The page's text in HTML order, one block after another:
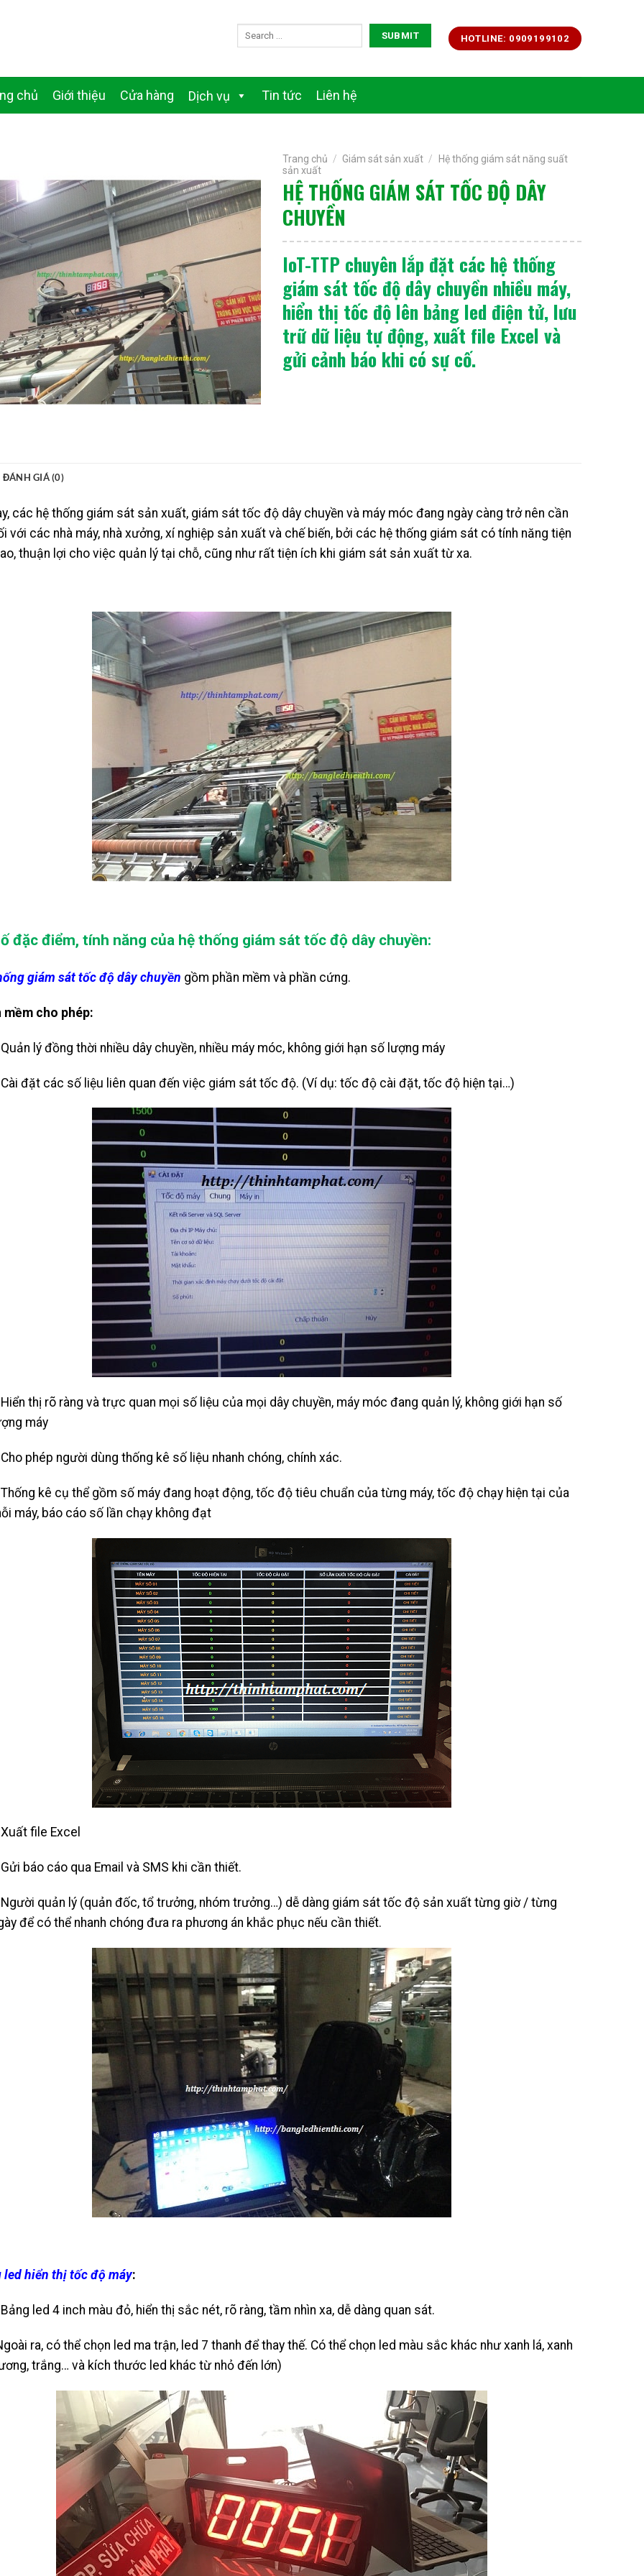
HOTLINE: 0909199102
chủ Giới thiệu Cửa hàng Dịch vụ Tin tức Liên hệ
Trang chủ / Giám sát sản xuất /
Hệ thống giám sát năng suất
sản xuất
HỆ THỐNG GIÁM SÁT TỐC ĐỘ DÂY
CHUYỀN
IoT-TTP chuyên lắp đặt các hệ thống
giám sát tốc độ dây chuyền nhiều máy,
hiển thị tốc độ lên bảng led điện tử, lưu
trữ dữ liệu tự động, xuất file Excel và
gửi cảnh báo khi có sự cố.
ĐÁNH GIÁ (0)
các hệ thống giám sát sản xuất, giám sát tốc độ dây chuyền và máy móc đang ngày càng trở nên cần
với các nhà máy, nhà xưởng, xí nghiệp sản xuất và chế biến, bởi các hệ thống giám sát có tính năng tiện
thuận lợi cho việc quản lý tại chỗ, cũng như rất tiện ích khi giám sát sản xuất từ xa.
đặc điểm, tính năng của hệ thống giám sát tốc độ dây chuyền:
giám sát tốc độ dây chuyền gồm phần mềm và phần cứng.
mềm cho phép:
lý đồng thời nhiều dây chuyền, nhiều máy móc, không giới hạn số lượng máy
đặt các số liệu liên quan đến việc giám sát tốc độ. (Ví dụ: tốc độ cài đặt, tốc độ hiện tại…)
thị rõ ràng và trực quan mọi số liệu của mọi dây chuyền, máy móc đang quản lý, không giới hạn số
máy
phép người dùng thống kê số liệu nhanh chóng, chính xác.
kê cụ thể gồm số máy đang hoạt động, tốc độ tiêu chuẩn của từng máy, tốc độ chạy hiện tại của
máy, báo cáo số lần chạy không đạt
file Excel
báo cáo qua Email và SMS khi cần thiết.
quản lý (quản đốc, tổ trưởng, nhóm trưởng…) dễ dàng giám sát tốc độ sản xuất từng giờ / từng
để có thể nhanh chóng đưa ra phương án khắc phục nếu cần thiết.
led hiển thị tốc độ máy:
led 4 inch màu đỏ, hiển thị sắc nét, rõ ràng, tầm nhìn xa, dễ dàng quan sát.
ra, có thể chọn led ma trận, led 7 thanh để thay thế. Có thể chọn led màu sắc khác như xanh lá, xanh
trắng… và kích thước led khác từ nhỏ đến lớn)